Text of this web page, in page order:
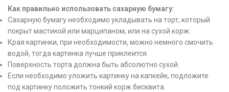
Как правильно использовать сахарную бумагу:
Сахарную бумагу необходимо укладывать на торт, который
покрыт мастикой или марципаном, или на сухой корж.
Края картинки, при необходимости, можно немного смочить
водой, тогда картинка лучше приклеится.
Поверхность торта должна быть абсолютно сухой.
Если необходимо уложить картинку на капкейк, подложите
под картинку положить тонкий корж бисквита.